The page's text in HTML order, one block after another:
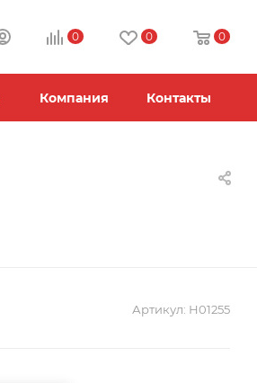
0 0 0
Компания Контакты
Артикул: Н01255